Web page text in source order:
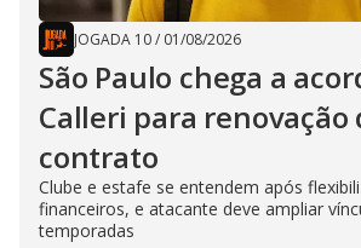
JOGADA 10/ 01/08/2026
São Paulo chega a
Calleri para renovação
contrato
Clube e estafe se entendem após
financeiros, e atacante deve ampliar
temporadas